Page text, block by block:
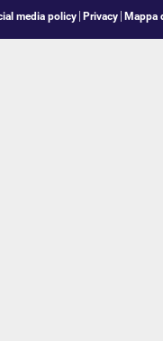
media policy Privacy Mappa